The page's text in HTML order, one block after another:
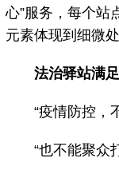
心”服务，每个站
元素体现到细微处
法治驿站满
“疫情防控，不
“也不能聚众打